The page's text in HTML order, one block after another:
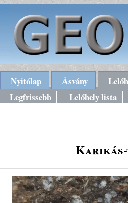
Nyitólap Ásvány
Legfrissebb
Lelőhely lista